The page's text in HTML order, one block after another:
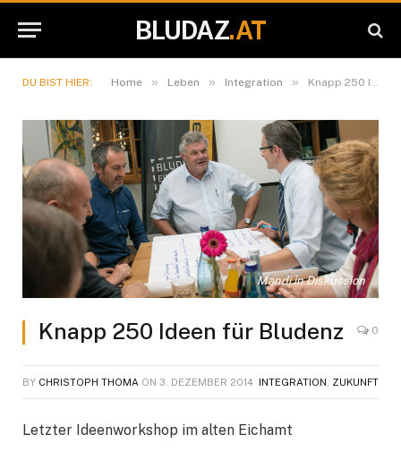
BLUDAZ.AT
DU BIST HIER: Home » Leben » Integration » Knapp 250 Ideen für Bludenz
Mandi in Diskussion
Knapp 250 Ideen für Bludenz 0
BY CHRISTOPH THOMA ON 3. DEZEMBER 2014 INTEGRATION ZUKUNFT
Letzter Ideenworkshop im alten Eichamt